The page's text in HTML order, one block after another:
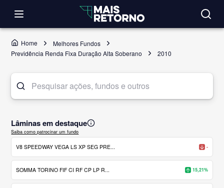
Home
Melhores Fundos
Previdência Renda Fixa Duração Alta Soberano
2010
Lâminas em destaque
Saiba como patrocinar um fundo
V8 SPEEDWAY VEGA LS XP SEG PRE... -
SOMMA TORINO FIF CI RF CP LP R... 15,21%